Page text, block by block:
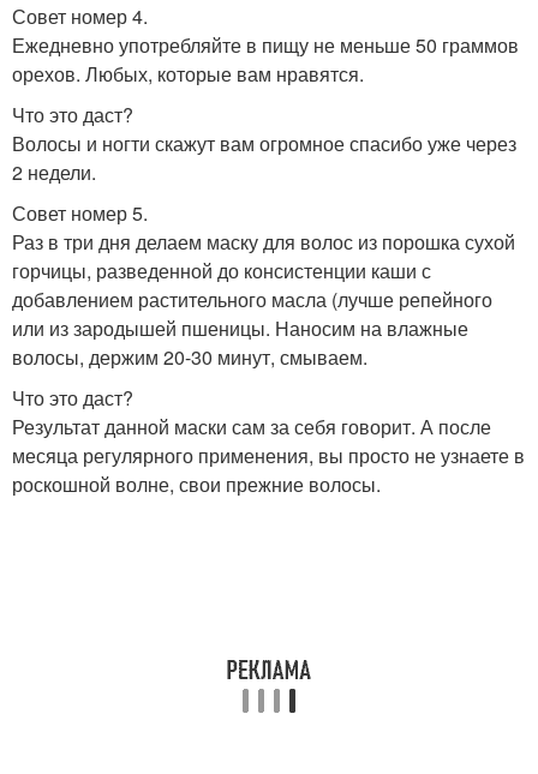
Совет номер 4.
Ежедневно употребляйте в пищу не меньше 50 граммов
орехов. Любых, которые вам нравятся.
Что это даст?
Волосы и ногти скажут вам огромное спасибо уже через
2 недели.
Совет номер 5.
Раз в три дня делаем маску для волос из порошка сухой
горчицы, разведенной до консистенции каши с
добавлением растительного масла (лучше репейного
или из зародышей пшеницы. Наносим на влажные
волосы, держим 20-30 минут, смываем.
Что это даст?
Результат данной маски сам за себя говорит. А после
месяца регулярного применения, вы просто не узнаете в
роскошной волне, свои прежние волосы.